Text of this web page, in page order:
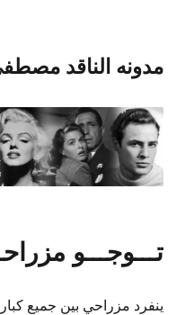
مدونه الناقد
تـــوجـــو مزراحــــي
ينفرد مزراحي بين جميع